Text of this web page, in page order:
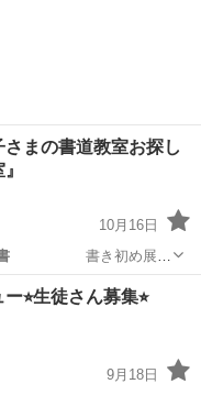
まの書道教室お探し
10月16日
書き初め展、
⭐︎生徒さん募集⭐︎
9月18日